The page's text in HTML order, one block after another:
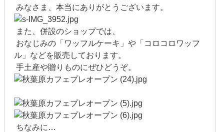
2013年7月
2013年6月
2013年5月
2013年4月
2013年2月
みなさま、本当にありがとうございます。
また、併設のショップでは、
おなじみの「ワッフルケーキ」や「コロコロワッフ
ル」などを販売しております。
手土産や贈りものにぜひどうぞ。
ちなみに…